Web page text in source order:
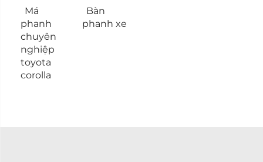
Má
phanh
chuyên
nghiệp
toyota
corolla
Bàn
phanh xe